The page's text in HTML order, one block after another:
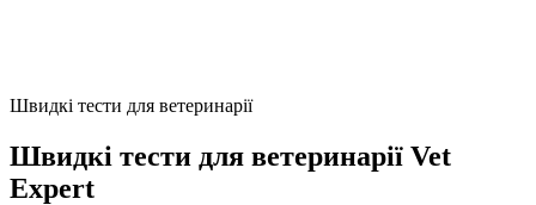
Швидкі тести для ветеринарії
Швидкі тести для ветеринарії Vet
Expert